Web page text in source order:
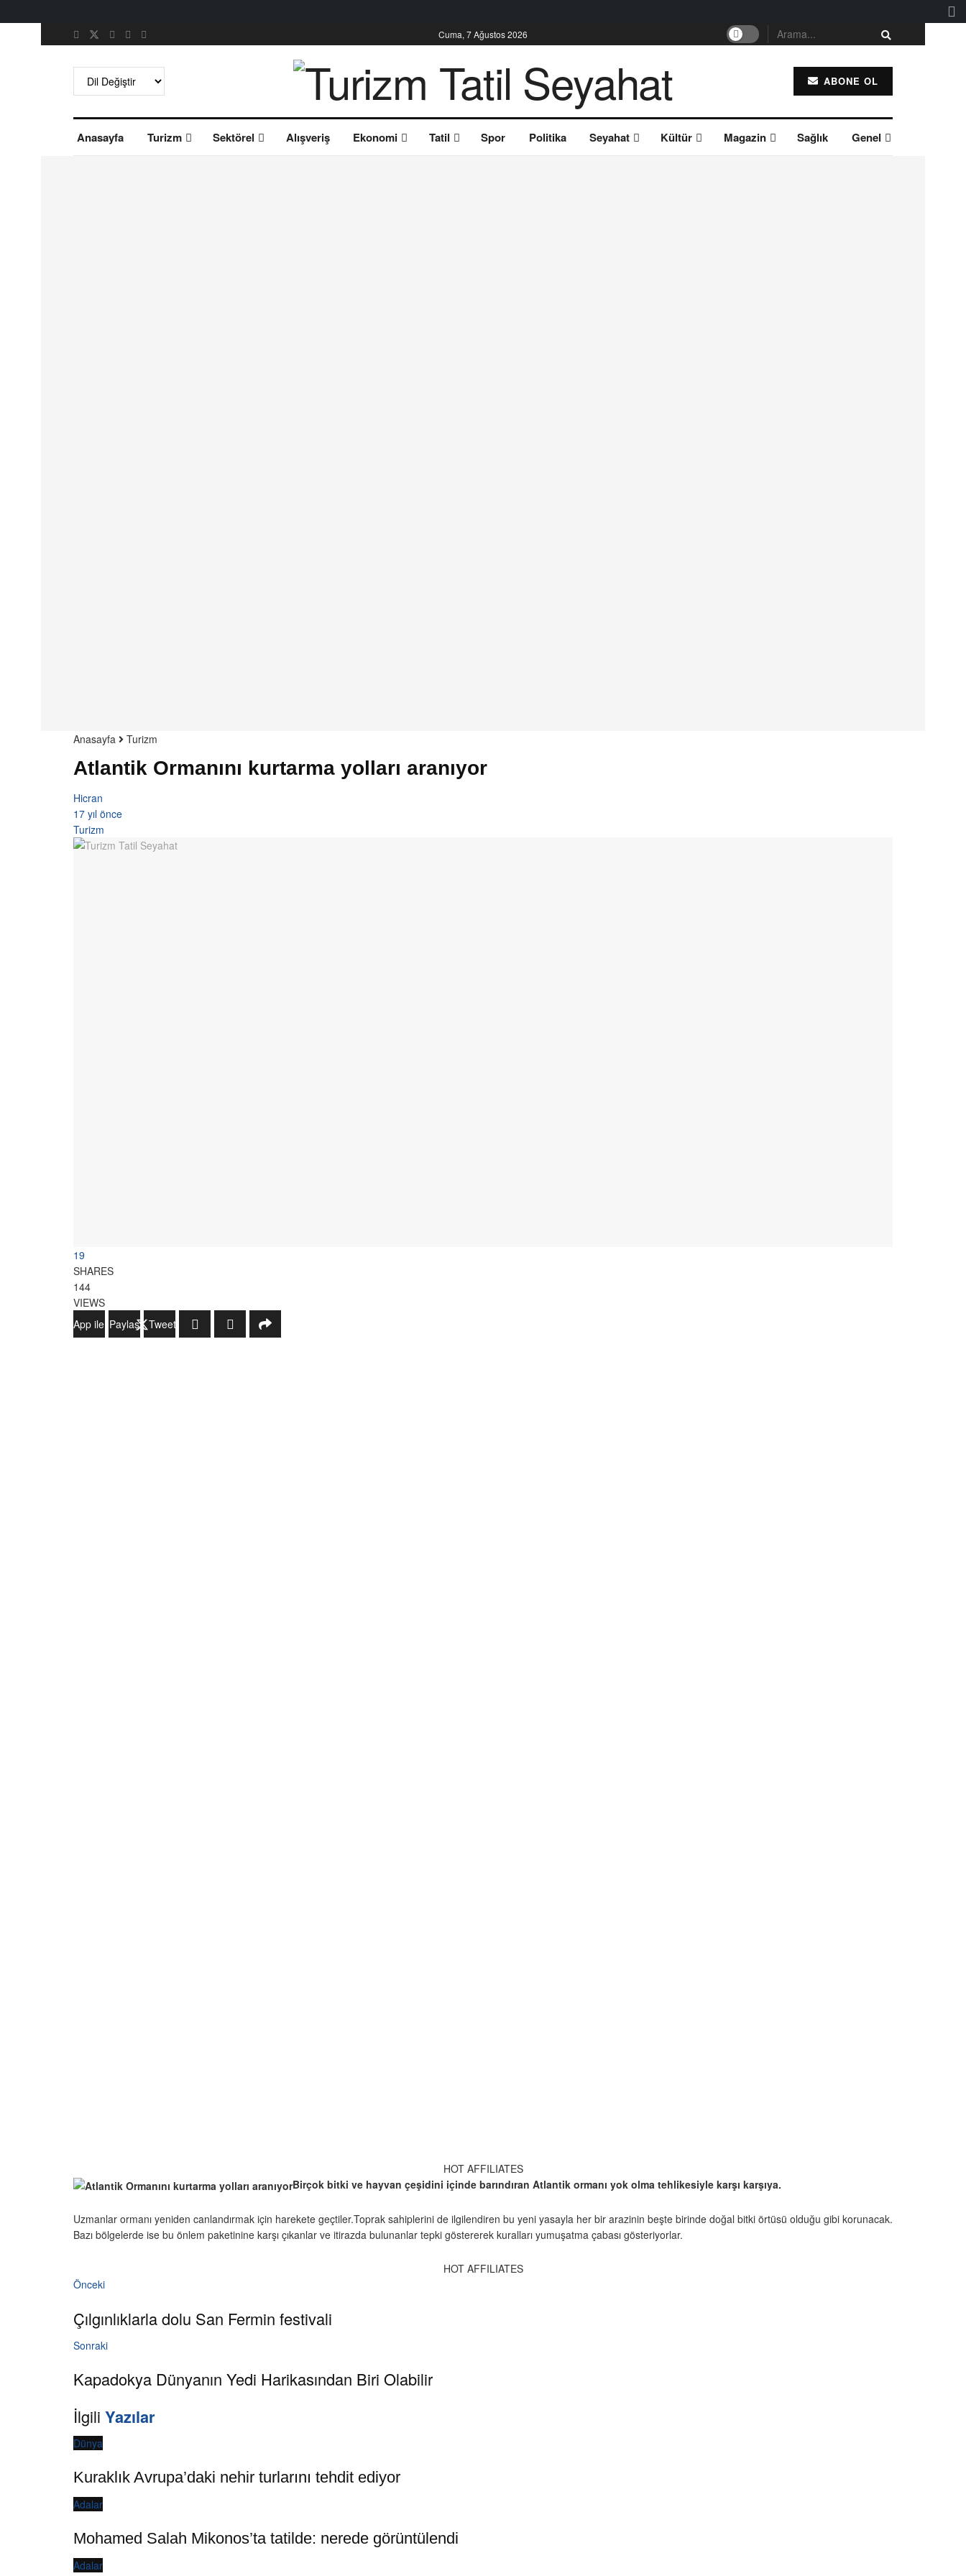
Cuma, 7 Ağustos 2026
ABONE OL
Anasayfa Turizm Sektörel Alışveriş Ekonomi Tatil Spor Politika Seyahat Kültür Magazin Sağlık Genel
Anasayfa Turizm
Atlantik Ormanını kurtarma yolları aranıyor
Hicran
17 yıl önce
Turizm
19
SHARES
144
VIEWS
WhatsApp ile Gönder
Paylaş Tweetle
HOT AFFILIATES
Birçok bitki ve hayvan çeşidini içinde barındıran Atlantik ormanı yok olma tehlikesiyle karşı karşıya.
Uzmanlar ormanı yeniden canlandırmak için harekete geçtiler.Toprak sahiplerini de ilgilendiren bu yeni yasayla her bir arazinin beşte birinde doğal bitki örtüsü olduğu gibi korunacak.
Bazı bölgelerde ise bu önlem paketinine karşı çıkanlar ve itirazda bulunanlar tepki göstererek kuralları yumuşatma çabası gösteriyorlar.
HOT AFFILIATES
Önceki
Çılgınlıklarla dolu San Fermin festivali
Sonraki
Kapadokya Dünyanın Yedi Harikasından Biri Olabilir
İlgili Yazılar
Dünya
Kuraklık Avrupa’daki nehir turlarını tehdit ediyor
Adalar
Mohamed Salah Mikonos’ta tatilde: nerede görüntülendi
Adalar